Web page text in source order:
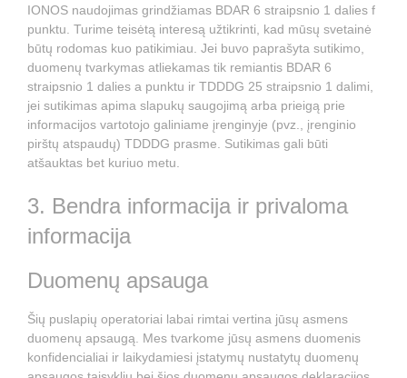
IONOS naudojimas grindžiamas BDAR 6 straipsnio 1 dalies f
punktu. Turime teisėtą interesą užtikrinti, kad mūsų svetainė
būtų rodomas kuo patikimiau. Jei buvo paprašyta sutikimo,
duomenų tvarkymas atliekamas tik remiantis BDAR 6
straipsnio 1 dalies a punktu ir TDDDG 25 straipsnio 1 dalimi,
jei sutikimas apima slapukų saugojimą arba prieigą prie
informacijos vartotojo galiniame įrenginyje (pvz., įrenginio
pirštų atspaudų) TDDDG prasme. Sutikimas gali būti
atšauktas bet kuriuo metu.
3. Bendra informacija ir privaloma
informacija
Duomenų apsauga
Šių puslapių operatoriai labai rimtai vertina jūsų asmens
duomenų apsaugą. Mes tvarkome jūsų asmens duomenis
konfidencialiai ir laikydamiesi įstatymų nustatytų duomenų